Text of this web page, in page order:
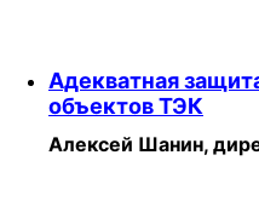
Адекватная
объектов ТЭК
Алексей Шанин,